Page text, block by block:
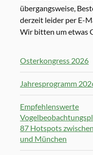
übergangsweise,
derzeit leider per E-
Wir bitten um etwas
Osterkongress 2026
Jahresprogramm
Empfehlenswerte
87 Hotspots
und München